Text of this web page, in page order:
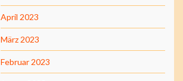
April 2023
März 2023
Februar 2023